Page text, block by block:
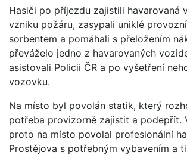
Hasiči po příjezdu zajistili havarovaná
vzniku požáru, zasypali uniklé
sorbentem a pomáhali s přeložením
převáželo jedno z havarovaných
asistovali Policii ČR a po vyšetření
vozovku.
Na místo byl povolán statik, který
potřeba provizorně zajistit a podepřít.
proto na místo povolal profesionální
Prostějova s potřebným vybavením a